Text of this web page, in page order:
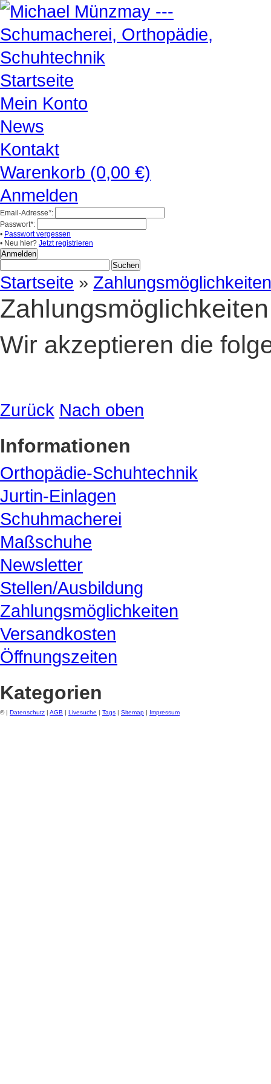
Startseite
Mein Konto
News
Kontakt
Warenkorb (0,00 €)
Anmelden
Email-Adresse*:
Passwort*:
• Passwort vergessen
• Neu hier? Jetzt registrieren
Startseite » Zahlungsmöglichkeiten
Zahlungsmöglichkeiten
Wir akzeptieren die
Zurück Nach oben
Informationen
Orthopädie-Schuhtechnik
Jurtin-Einlagen
Schuhmacherei
Maßschuhe
Newsletter
Stellen/Ausbildung
Zahlungsmöglichkeiten
Versandkosten
Öffnungszeiten
Kategorien
© | Datenschutz | AGB | Livesuche | Tags | Sitemap | Impressum